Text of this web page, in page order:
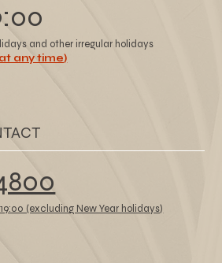
and other irregular holidays
any time)
(excluding New Year holidays)